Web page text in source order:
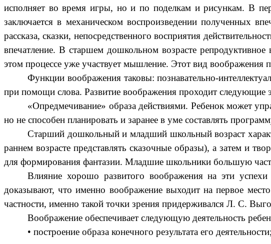
исполняет во время игры, но и по поделкам и рисункам. В
заключается в механическом воспроизведении полученных
рассказа, сказки, непосредственного восприятия
впечатление. В старшем дошкольном возрасте репродуктивное
этом процессе уже участвует мышление. Этот вид воображения
Функции воображения таковы: познавательно-
при помощи слова. Развитие воображения проходит следующие
«Опредмечивание» образа действиями. Ребенок может
но не способен планировать и заранее в уме составлять
Старший дошкольный и младший школьный возраст
раннем возрасте представлять сказочные образы), а затем и
для формирования фантазии. Младшие школьники большую
Влияние хорошо развитого воображения на эти успехи
доказывают, что именно воображение выходит на первое
частности, именно такой точки зрения придерживался Л. С.
Воображение обеспечивает следующую деятельность
• построение образа конечного результата его деятельности;